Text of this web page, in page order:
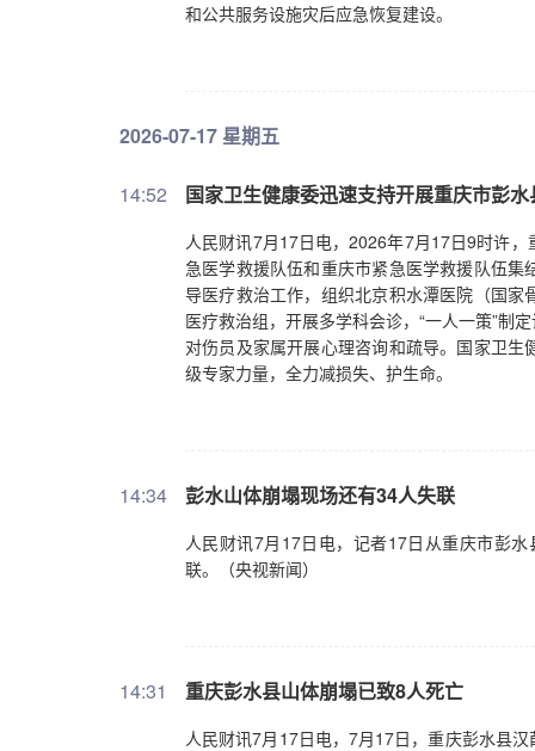
和公共服务设施灾后应急恢复建设。
2026-07-17 星期五
14:52 国家卫生健康委迅速支持开展重庆市彭
人民财讯7月17日电，2026年7月17日9时许
急医学救援队伍和重庆市紧急医学救援队伍
导医疗救治工作，组织北京积水潭医院（国
医疗救治组，开展多学科会诊，“一人一策”制
对伤员及家属开展心理咨询和疏导。国家卫
级专家力量，全力减损失、护生命。
14:34 彭水山体崩塌现场还有34人失联
人民财讯7月17日电，记者17日从重庆市彭
联。（央视新闻）
14:31 重庆彭水县山体崩塌已致8人死亡
人民财讯7月17日电，7月17日，重庆彭水县